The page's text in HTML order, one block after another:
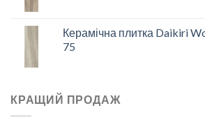
Керамічна плитка Daikiri
75
КРАЩИЙ ПРОДАЖ